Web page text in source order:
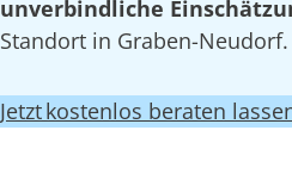
unverbindliche
Standort in Graben-Neudorf.
Jetzt kostenlos beraten